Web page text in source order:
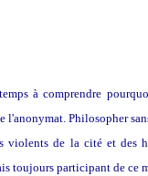
à comprendre
l'anonymat. Philosopher
violents de la cité et des
toujours participant de ce